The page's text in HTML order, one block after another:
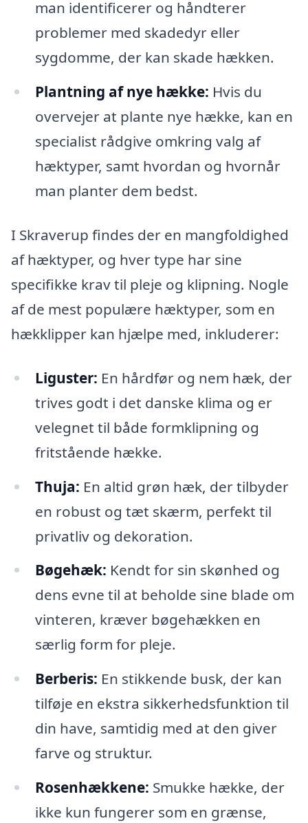
man identificerer og håndterer
problemer med skadedyr eller
sygdomme, der kan skade hækken.
Plantning af nye hække: Hvis du
overvejer at plante nye hække, kan en
specialist rådgive omkring valg af
hæktyper, samt hvordan og hvornår
man planter dem bedst.
I Skraverup findes der en mangfoldighed
af hæktyper, og hver type har sine
specifikke krav til pleje og klipning. Nogle
af de mest populære hæktyper, som en
hækklipper kan hjælpe med, inkluderer:
Liguster: En hårdfør og nem hæk, der
trives godt i det danske klima og er
velegnet til både formklipning og
fritstående hække.
Thuja: En altid grøn hæk, der tilbyder
en robust og tæt skærm, perfekt til
privatliv og dekoration.
Bøgehæk: Kendt for sin skønhed og
dens evne til at beholde sine blade om
vinteren, kræver bøgehækken en
særlig form for pleje.
Berberis: En stikkende busk, der kan
tilføje en ekstra sikkerhedsfunktion til
din have, samtidig med at den giver
farve og struktur.
Rosenhækkene: Smukke hække, der
ikke kun fungerer som en grænse,